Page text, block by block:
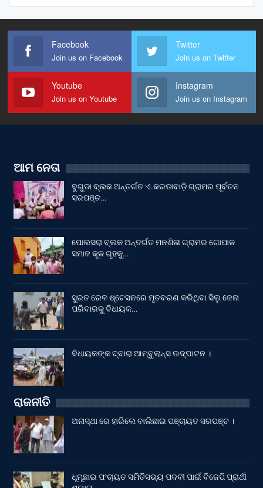
Facebook
Join us on Facebook
Twitter
Join us on Twitter
Youtube
Join us on Youtube
Instagram
Join us on Instagram
ଆମ ନେତା
ବୁଗୁଡା ବ୍ଲକ ଅନ୍ତର୍ଗତ ଏ.କରଡାବାଡ଼ି ଗ୍ରାମର ପୂର୍ବତନ
ସରପଞ୍ଚ…
ପୋଲସରା ବ୍ଲକ ଅନ୍ତର୍ଗତ ମନଶିଳା ଗ୍ରାମର ଗୋପାଳ
ସମାଜ କୂଳ ଗୃହକୁ…
ସୁରତ ରେଳ ଷ୍ଟେସନରେ ମୃତବରଣ କରିଥିବା ସିଲୁ ଜେନା
ପରିବାରକୁ ବିଧାୟକ…
ବିଧାୟକଙ୍କ ଦ୍ବାରା ଆମ୍ବୁଲାନ୍ସ ଉଦ୍‌ଘାଟନ ।
ରାଜନୀତି
ଅନାସ୍ଥା ରେ ହାରିଲେ ବାଲିଛାଇ ପଞ୍ଚାୟତ ସରପଞ୍ଚ ।
ଧୂମୂଛାଇ ପଂଚାୟତ ସମିତିସଭ୍ୟ ପଦବୀ ପାଇଁ ବିଜେପି ପ୍ରାର୍ଥୀ